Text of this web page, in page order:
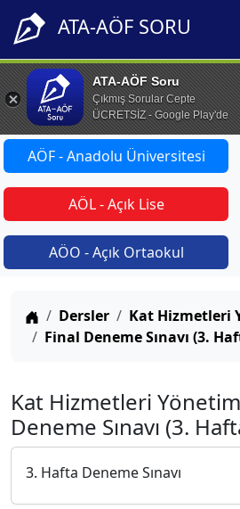
ATA-AÖF SORU
ATA-AÖF Soru
Çıkmış Sorular Cepte
ÜCRETSİZ - Google Play'de
AÖF - Anadolu Üniversitesi
AÖL - Açık Lise
AÖO - Açık Ortaokul
Anasayfa
Dersler
Kat Hizmetleri
Final Deneme Sınavı (3.
Kat Hizmetleri
Deneme Sınavı (3.
3. Hafta Deneme Sınavı